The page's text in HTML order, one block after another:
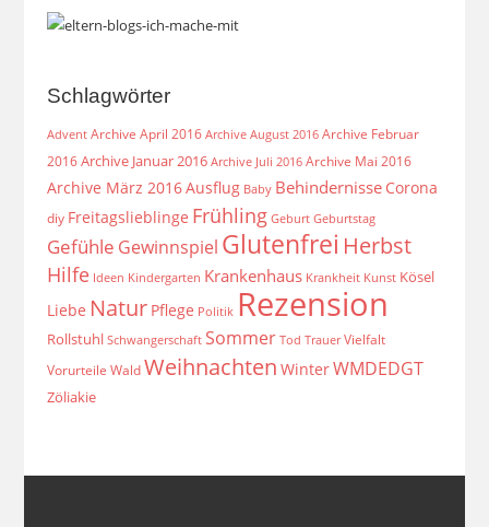
Schlagwörter
Advent Archive April 2016 Archive August 2016 Archive Februar
2016 Archive Januar 2016 Archive Juli 2016 Archive Mai 2016
Archive März 2016Ausflug Baby Behindernisse Corona
diy Freitagslieblinge Frühling Geburt Geburtstag
Gefühle Gewinnspiel Glutenfrei Herbst
Hilfe Ideen Kindergarten Krankenhaus Krankheit Kunst Kösel
Liebe Natur Pflege Politik Rezension
Rollstuhl Schwangerschaft Sommer Tod Trauer Vielfalt
Vorurteile Wald Weihnachten WinterWMDEDGT
Zöliakie